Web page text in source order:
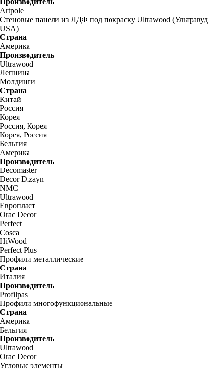
Производитель
Artpole
Стеновые панели из ЛДФ под покраску Ultrawood (Ультравуд
USA)
Страна
Америка
Производитель
Ultrawood
Лепнина
Молдинги
Страна
Китай
Россия
Корея
Россия, Корея
Корея, Россия
Бельгия
Америка
Производитель
Decomaster
Decor Dizayn
NMC
Ultrawood
Европласт
Orac Decor
Perfect
Cosca
HiWood
Perfect Plus
Профили металлические
Страна
Италия
Производитель
Profilpas
Профили многофункциональные
Страна
Америка
Бельгия
Производитель
Ultrawood
Orac Decor
Угловые элементы